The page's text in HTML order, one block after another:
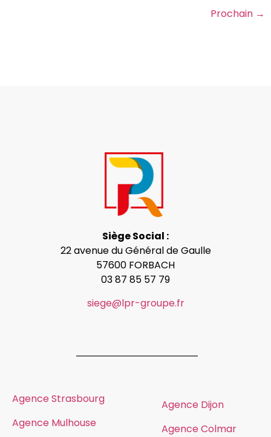
Prochain →
Siège Social :
22 avenue du Général de Gaulle
57600 FORBACH
03 87 85 57 79
siege@lpr-groupe.fr
Agence Strasbourg
Agence Mulhouse
Agence Dijon
Agence Colmar